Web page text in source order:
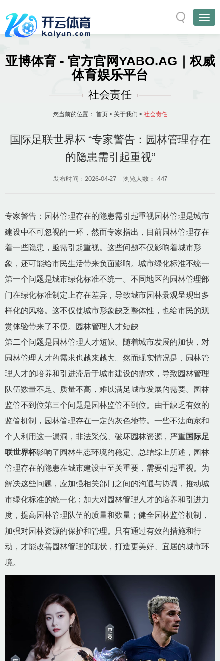
亚博体育 - 官方官网YABO.AG｜权威
体育娱乐平台
社会责任
您当前的位置： 首页> 关于我们 > 社会责任
国际足联世界杯 “专家警告：园林管理存在
的隐患需引起重视”
发布时间：2026-04-27 浏览人数： 447
专家警告：园林管理存在的隐患需引起重视园林管理是城市
建设中不可忽视的一环，然而专家指出，目前园林管理存在
着一些隐患，亟需引起重视。这些问题不仅影响着城市形
象，还可能给市民生活带来负面影响。城市绿化标准不统一
第一个问题是城市绿化标准不统一。不同地区的园林管理部
门在绿化标准制定上存在差异，导致城市园林景观呈现出多
样化的风格。这不仅使城市形象缺乏整体性，也给市民的观
赏体验带来了不便。园林管理人才短缺
第二个问题是园林管理人才短缺。随着城市发展的加快，对
园林管理人才的需求也越来越大。然而现实情况是，园林管
理人才的培养和引进滞后于城市建设的需求，导致园林管理
队伍数量不足、质量不高，难以满足城市发展的需要。园林
监管不到位第三个问题是园林监管不到位。由于缺乏有效的
监管机制，园林管理存在一定的灰色地带。一些不法商家和
个人利用这一漏洞，非法采伐、破坏园林资源，严重国际足
联世界杯影响了园林生态环境的稳定。总结综上所述，园林
管理存在的隐患在城市建设中至关重要，需要引起重视。为
解决这些问题，应加强相关部门之间的沟通与协调，推动城
市绿化标准的统一化；加大对园林管理人才的培养和引进力
度，提高园林管理队伍的质量和数量；健全园林监管机制，
加强对园林资源的保护和管理。只有通过有效的措施和行
动，才能改善园林管理的现状，打造更美好、宜居的城市环
境。